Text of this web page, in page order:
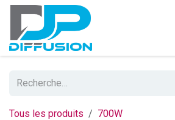
Se rendre au contenu
Tous les produits 700W